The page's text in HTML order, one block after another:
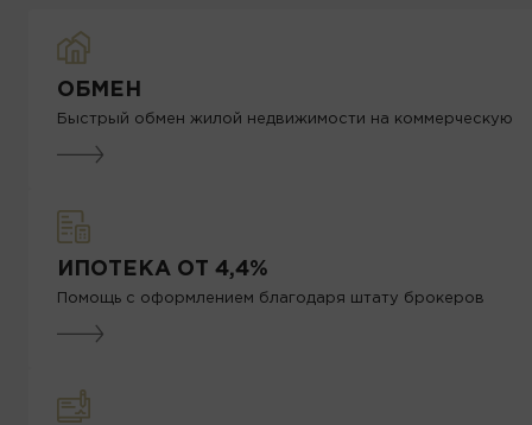
ОБМЕН
Быстрый обмен жилой недвижимости на коммерческую
ИПОТЕКА ОТ 4,4%
Помощь с оформлением благодаря штату брокеров